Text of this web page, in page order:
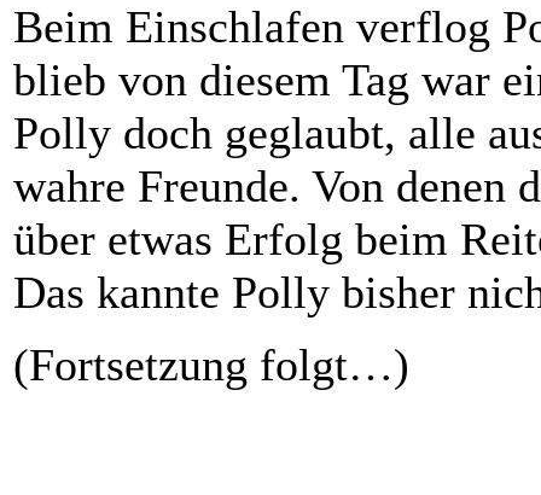
Beim Einschlafen verflog
blieb von diesem Tag war
Polly doch geglaubt, alle
wahre Freunde. Von denen
über etwas Erfolg beim
Das kannte Polly bisher
(Fortsetzung folgt…)